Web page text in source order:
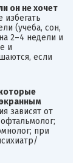
он не хочет
избегать
(учеба, сон,
2–4 недели и
и
если
зависят от
при